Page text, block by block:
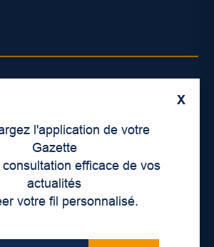
X
l'application de votre
Gazette
efficace de vos
actualités
votre fil personnalisé.